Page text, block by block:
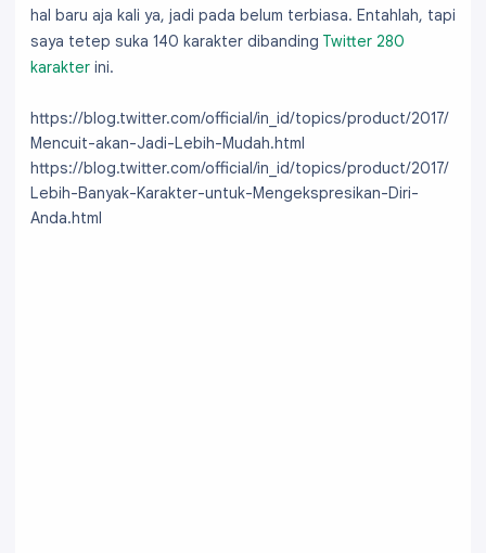
hal baru aja kali ya, jadi pada belum terbiasa. Entahlah, tapi
saya tetep suka 140 karakter dibanding Twitter 280
karakter ini.
https://blog.twitter.com/official/in_id/topics/product/2017/
Mencuit-akan-Jadi-Lebih-Mudah.html
https://blog.twitter.com/official/in_id/topics/product/2017/
Lebih-Banyak-Karakter-untuk-Mengekspresikan-Diri-
Anda.html